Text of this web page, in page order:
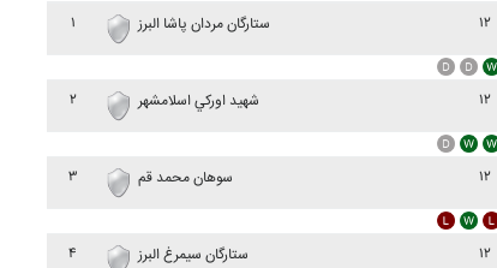
۱ ستارگان مردان پاشا البرز ۱۲
۲ شهيد اورکي اسلامشهر ۱۲
۳ سوهان محمد قم ۱۲
۴ ستارگان سيمرغ البرز ۱۲